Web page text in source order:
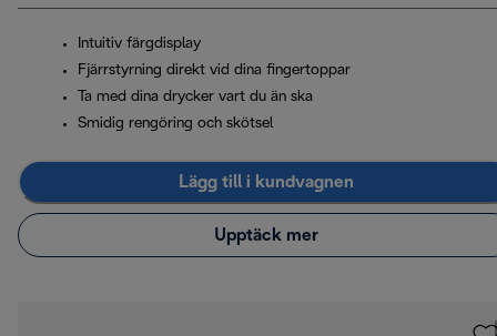
Intuitiv färgdisplay
Fjärrstyrning direkt vid dina fingertoppar
Ta med dina drycker vart du än ska
Smidig rengöring och skötsel
Lägg till i kundvagnen
Upptäck mer